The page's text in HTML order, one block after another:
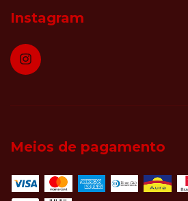
Instagram
Meios de pagamento